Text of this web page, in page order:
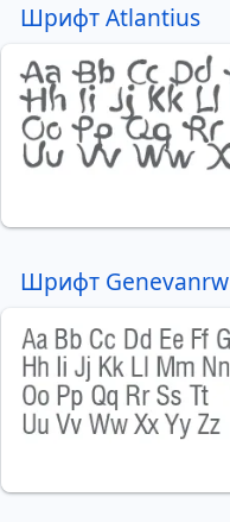
Шрифт Atlantius
Шрифт Genevanrw